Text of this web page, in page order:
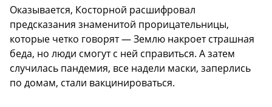
Оказывается, Косторной расшифровал
предсказания знаменитой прорицательницы,
которые четко говорят — Землю накроет страшная
беда, но люди смогут с ней справиться. А затем
случилась пандемия, все надели маски, заперлись
по домам, стали вакцинироваться.